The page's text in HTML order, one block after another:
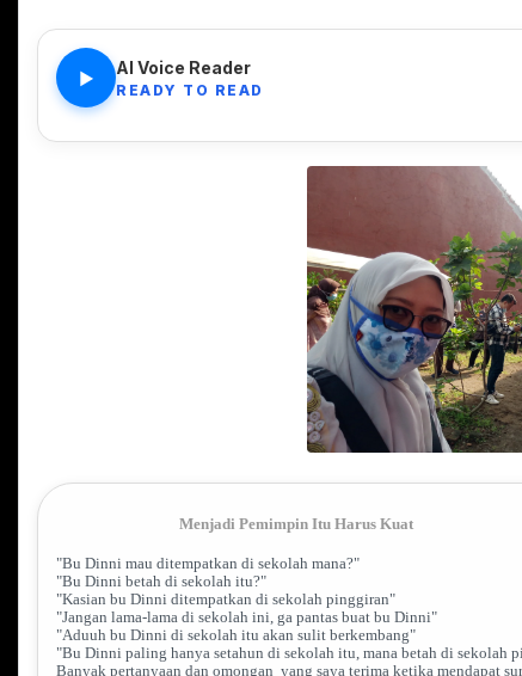
▶
AI Voice Reader
READY TO READ
Menjadi Pemimpin Itu Harus Kuat
"Bu Dinni mau ditempatkan di sekolah mana?"
"Bu Dinni betah di sekolah itu?"
"Kasian bu Dinni ditempatkan di sekolah pinggiran"
"Jangan lama-lama di sekolah ini, ga pantas buat bu Dinni"
"Aduuh bu Dinni di sekolah itu akan sulit berkembang"
"Bu Dinni paling hanya setahun di sekolah itu, mana betah di sekolah
Banyak pertanyaan dan omongan yang saya terima ketika mendapat